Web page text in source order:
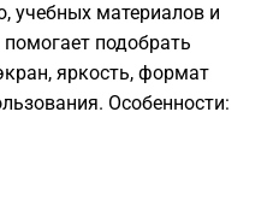
учебных материалов и
подобрать
яркость, формат
Особенности: